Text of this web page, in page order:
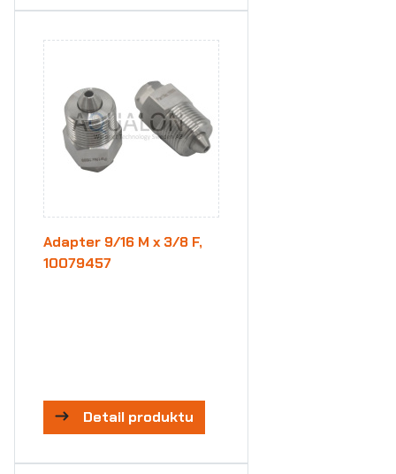
Adapter 9/16 M x 3/8 F,
10079457
Detail produktu